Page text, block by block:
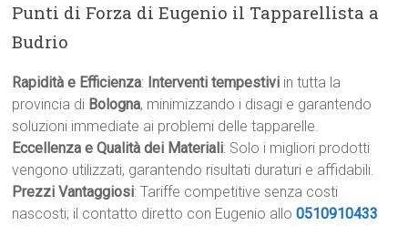
Punti di Forza di Eugenio il Tapparellista a
Budrio
Rapidità e Efficienza: Interventi tempestivi in tutta la
provincia di Bologna, minimizzando i disagi e garantendo
soluzioni immediate ai problemi delle tapparelle.
Eccellenza e Qualità dei Materiali: Solo i migliori prodotti
vengono utilizzati, garantendo risultati duraturi e affidabili.
Prezzi Vantaggiosi: Tariffe competitive senza costi
nascosti; il contatto diretto con Eugenio allo0510910433